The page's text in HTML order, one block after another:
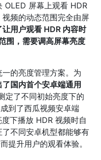
OLED 屏幕上观看 HDR
频的动态范围完全由屏
让用户观看 HDR 内容时
围，需要调高屏幕亮度
的亮度管理方案。为
了国内首个安卓端通用
定了不同初始亮度下的
到了西瓜视频安卓端
下播放 HDR 视频时自
不同安卓机型都能够有
提升用户的观看体验。